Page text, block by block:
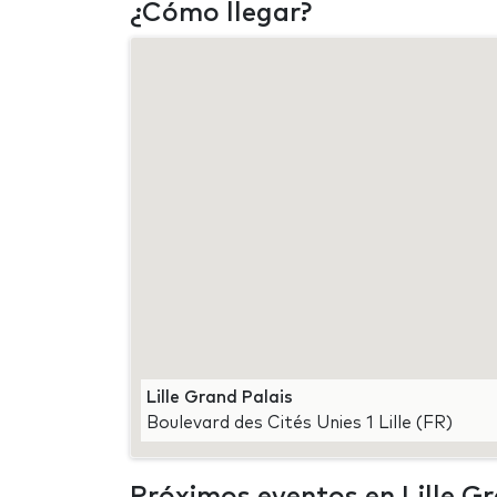
¿Cómo llegar?
Lille Grand Palais
Boulevard des Cités Unies 1 Lille (FR)